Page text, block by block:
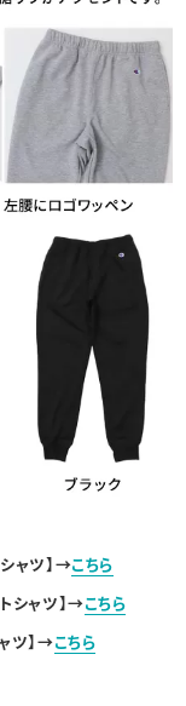
ャツ】→こちら
シャツ】→こちら
ツ】→こちら